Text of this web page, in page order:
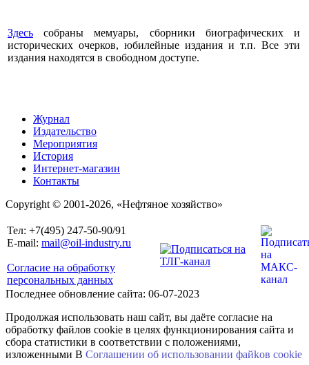
Здесь собраны мемуары, сборники биографических и
исторических очерков, юбилейные издания и т.п. Все эти
издания находятся в свободном доступе.
Журнал
Издательство
Мероприятия
История
Интернет-магазин
Контакты
Copyright © 2001-2026, «Нефтяное хозяйство»
Тел: +7(495) 247-50-90/91
E-mail: mail@oil-industry.ru
Согласие на обработку
персональных данных
Последнее обновление сайта: 06-07-2023
Продолжая использовать наш сайт, вы даёте согласие на
обработку файлов cookie в целях функционирования сайта и
сбора статистики в соответствии с положениями,
изложенными В Соглашении об использовании файkов cookie